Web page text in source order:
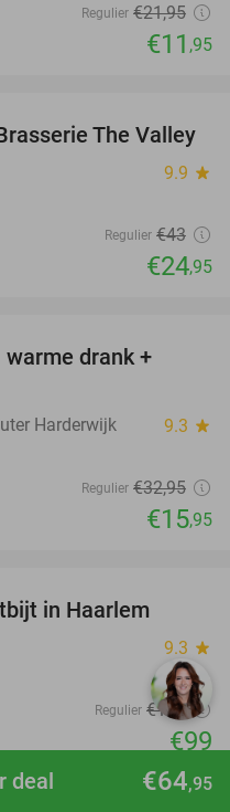
€64,95
deal
Regulier €21,95
€11 ,95
42%
The Valley
9.9 star
Regulier €43
€24,95
drank +
Harderwijk 9.3 star
Regulier €32,95
€15,95
in Haarlem
9.3 star
Regulier €124
€99
p.p.p.n. toeristenbelasting